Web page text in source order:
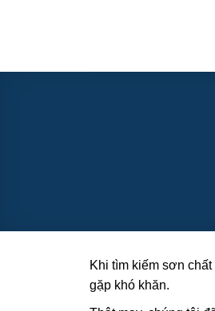
dung
Khi tìm kiếm sơn
gặp khó khăn.